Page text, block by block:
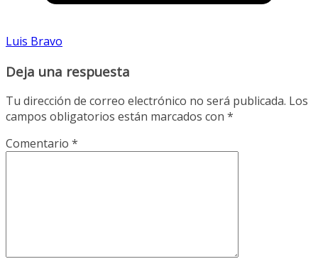
Luis Bravo
Deja una respuesta
Tu dirección de correo electrónico no será publicada. Los
campos obligatorios están marcados con *
Comentario *